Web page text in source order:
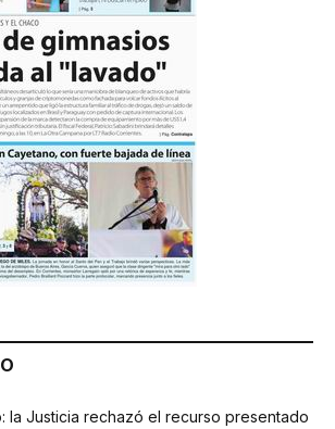
la Justicia rechazó el recurso presentado